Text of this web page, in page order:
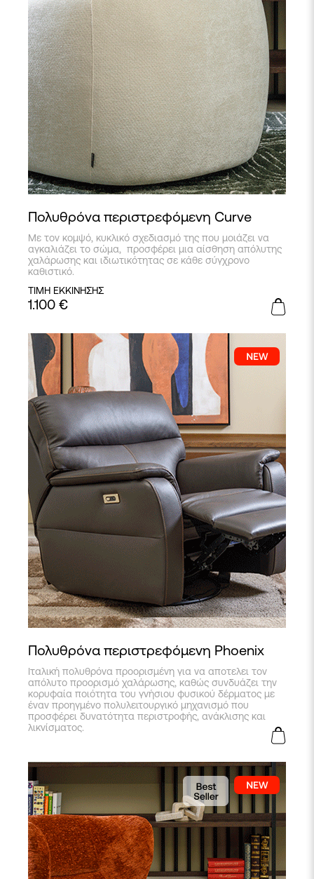
Πολυθρόνα περιστρεφόμενη Curve
Με τον κομψό, κυκλικό σχεδιασμό της που μοιάζει να
αγκαλιάζει το σώμα, προσφέρει μια αίσθηση απόλυτης
χαλάρωσης και ιδιωτικότητας σε κάθε σύγχρονο
καθιστικό.
ΤΙΜΗ ΕΚΚΙΝΗΣΗΣ
1.100 €
Πολυθρόνα περιστρεφόμενη Phoenix
Ιταλική πολυθρόνα προορισμένη για να αποτελει τον
απόλυτο προορισμό χαλάρωσης, καθώς συνδυάζει την
κορυφαία ποιότητα του γνήσιου φυσικού δέρματος με
έναν προηγμένο πολυλειτουργικό μηχανισμό που
προσφέρει δυνατότητα περιστροφής, ανάκλισης και
λικνίσματος.